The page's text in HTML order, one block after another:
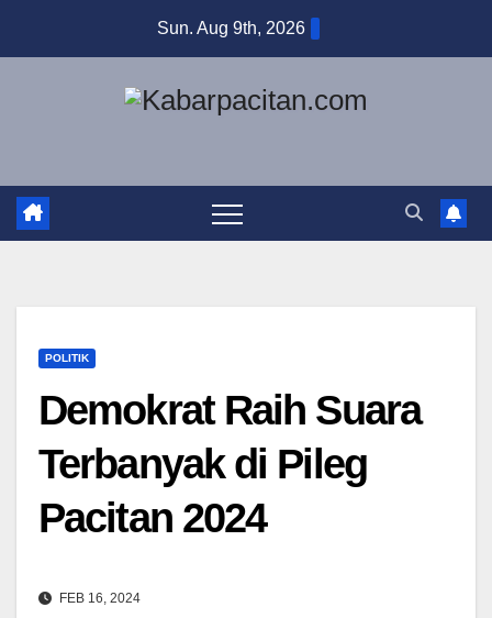
Sun. Aug 9th, 2026
POLITIK
Demokrat Raih Suara
Terbanyak di Pileg
Pacitan 2024
FEB 16, 2024